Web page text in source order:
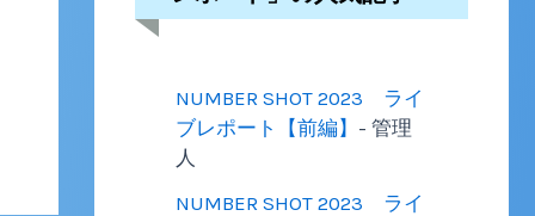
NUMBER SHOT 2023 ライ
ブレポート【前編】 - 管理
人
NUMBER SHOT 2023 ライ